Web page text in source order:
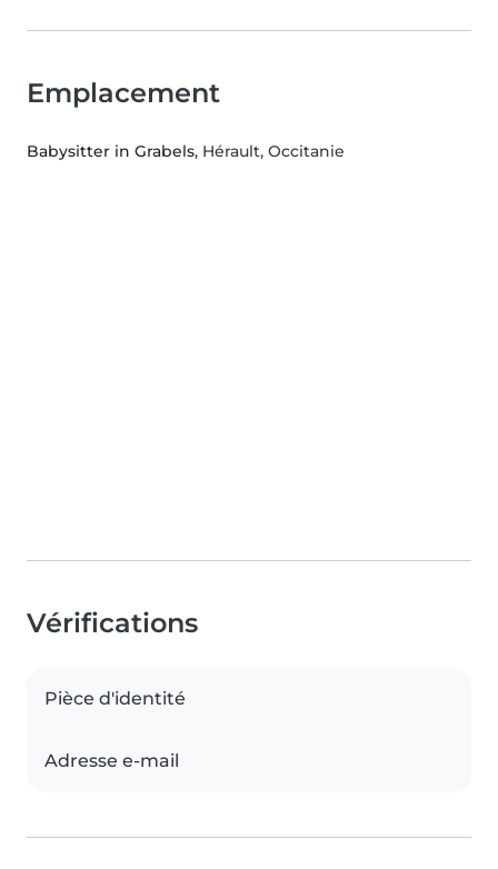
Emplacement
Babysitter in Grabels, Hérault, Occitanie
Vérifications
Pièce d'identité
Adresse e-mail